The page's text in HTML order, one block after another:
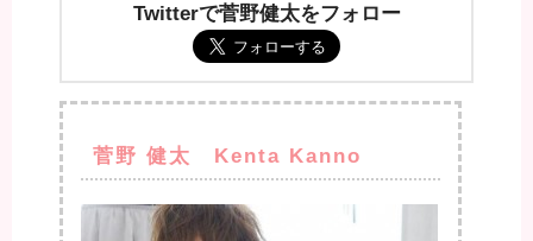
Twitterで菅野健太をフォロー
菅野 健太 Kenta Kanno